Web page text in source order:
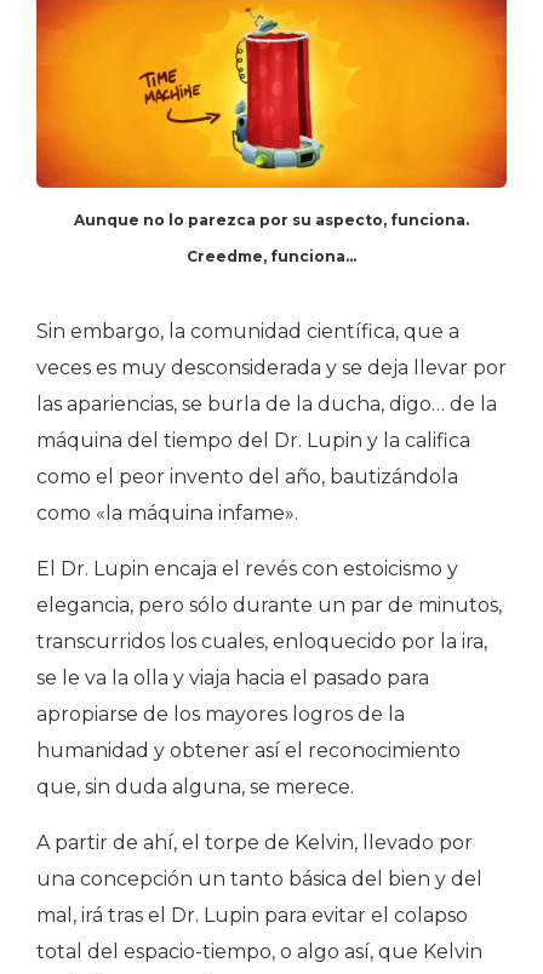
Aunque no lo parezca por su aspecto, funciona.
Creedme, funciona…
Sin embargo, la comunidad científica, que a
veces es muy desconsiderada y se deja llevar por
las apariencias, se burla de la ducha, digo… de la
máquina del tiempo del Dr. Lupin y la califica
como el peor invento del año, bautizándola
como «la máquina infame».
El Dr. Lupin encaja el revés con estoicismo y
elegancia, pero sólo durante un par de minutos,
transcurridos los cuales, enloquecido por la ira,
se le va la olla y viaja hacia el pasado para
apropiarse de los mayores logros de la
humanidad y obtener así el reconocimiento
que, sin duda alguna, se merece.
A partir de ahí, el torpe de Kelvin, llevado por
una concepción un tanto básica del bien y del
mal, irá tras el Dr. Lupin para evitar el colapso
total del espacio-tiempo, o algo así, que Kelvin